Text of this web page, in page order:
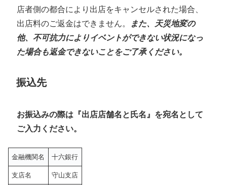
店者側の都合により出店をキャンセルされた場合、
出店料のご返金はできません。
また、天災地変の
他、不可抗力によりイベントができない状況になっ
た場合も返金できないことをご了承ください。
振込先
お振込みの際は『出店店舗名と氏名』を宛名として
ご入力ください。
金融機関名 十六銀行
支店名 守山支店